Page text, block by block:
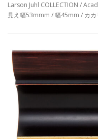
Larson Juhl COLLECTION /
見え幅53mmm / 幅45mm / カ